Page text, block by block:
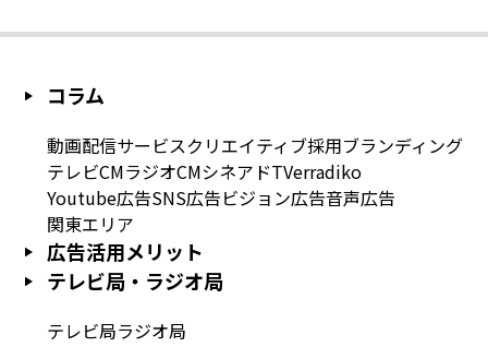
コラム
動画配信サービスクリエイティブ採用ブランディング
テレビCMラジオCMシネアドTVerradiko
Youtube広告SNS広告ビジョン広告音声広告
関東エリア
広告活用メリット
テレビ局・ラジオ局
テレビ局ラジオ局